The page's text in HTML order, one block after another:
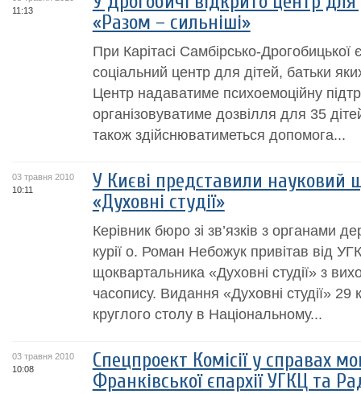
11:13
«Разом – сильніші»
При Карітасі Самбірсько-Дрогобицької
соціальний центр для дітей, батьки
Центр надаватиме психоемоційну
організовуватиме дозвілля для 35
також здійснюватиметься допомога...
03 травня 2010
10:11
У Києві представили науковий
«Духовні студії»
Керівник бюро зі зв’язків з органами
курії о. Роман Небожук привітав від
щоквартальника «Духовні студії» з
часопису. Видання «Духовні студії» 29
круглого столу в Національному...
03 травня 2010
10:08
Спецпроект Комісії у справах
Франківської єпархії УГКЦ та